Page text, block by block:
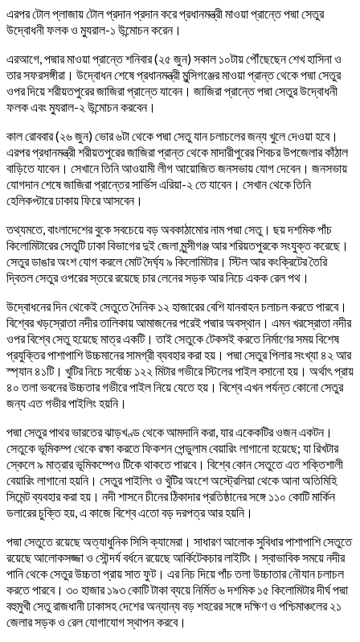
এরপর টোল প্লাজায় টোল প্রদান প্রদান করে প্রধানমন্ত্রী মাওয়া প্রান্তে পদ্মা সেতুর
উদ্বোধনী ফলক ও ম্যুরাল-১ উন্মোচন করেন।
এরআগে, পদ্মার মাওয়া প্রান্তে শনিবার (২৫ জুন) সকাল ১০টায় পৌঁছেছেন শেখ হাসিনা ও
তার সফরসঙ্গীরা। উদ্বোধন শেষে প্রধানমন্ত্রী মুন্সিগঞ্জের মাওয়া প্রান্ত থেকে পদ্মা সেতুর
ওপর দিয়ে শরীয়তপুরের জাজিরা প্রান্তে যাবেন। জাজিরা প্রান্তে পদ্মা সেতুর উদ্বোধনী
ফলক এবং ম্যুরাল-২ উন্মোচন করবেন।
কাল রোববার (২৬ জুন) ভোর ৬টা থেকে পদ্মা সেতু যান চলাচলের জন্য খুলে দেওয়া হবে।
এরপর প্রধানমন্ত্রী শরীয়তপুরের জাজিরা প্রান্ত থেকে মাদারীপুরের শিবচর উপজেলার কাঁঠাল
বাড়িতে যাবেন। সেখানে তিনি আওয়ামী লীগ আয়োজিত জনসভায় যোগ দেবেন। জনসভায়
যোগদান শেষে জাজিরা প্রান্তের সার্ভিস এরিয়া-২ তে যাবেন। সেখান থেকে তিনি
হেলিকপ্টারে ঢাকায় ফিরে আসবেন।
তথ্যমতে, বাংলাদেশের বুকে সবচেয়ে বড় অবকাঠামোর নাম পদ্মা সেতু। ছয় দশমিক পাঁচ
কিলোমিটারের সেতুটি ঢাকা বিভাগের দুই জেলা মুন্সীগঞ্জ আর শরিয়তপুরকে সংযুক্ত করেছে।
সেতুর ডাঙার অংশ যোগ করলে মোট দৈর্ঘ্য ৯ কিলোমিটার। স্টিল আর কংক্রিটের তৈরি
দ্বিতল সেতুর ওপরের স্তরে রয়েছে চার লেনের সড়ক আর নিচে একক রেল পথ।
উদ্বোধনের দিন থেকেই সেতুতে দৈনিক ১২ হাজারের বেশি যানবাহন চলাচল করতে পারবে।
বিশ্বের খড়স্রোতা নদীর তালিকায় আমাজনের পরেই পদ্মার অবস্থান। এমন খরস্রোতা নদীর
ওপর বিশ্বে সেতু হয়েছে মাত্র একটি। তাই সেতুকে টেকসই করতে নির্মাণের সময় বিশেষ
প্রযুক্তির পাশাপাশি উচ্চমানের সামগ্রী ব্যবহার করা হয়। পদ্মা সেতুর পিলার সংখ্যা ৪২ আর
স্প্যান ৪১টি। খুটির নিচে সর্বোচ্চ ১২২ মিটার গভীরে স্টিলের পাইল বসানো হয়। অর্থাৎ প্রায়
৪০ তলা ভবনের উচ্চতার গভীরে পাইল নিয়ে যেতে হয়। বিশ্বে এখন পর্যন্ত কোনো সেতুর
জন্য এত গভীর পাইলিং হয়নি।
পদ্মা সেতুর পাথর ভারতের ঝাড়খণ্ড থেকে আমদানি করা, যার একেকটির ওজন একটন।
সেতুকে ভূমিকম্প থেকে রক্ষা করতে ফিকশন পেন্ডুলাম বেয়ারিং লাগানো হয়েছে; যা রিখটার
স্কেলে ৯ মাত্রার ভূমিকম্পেও টিকে থাকতে পারবে। বিশ্বে কোন সেতুতে এত শক্তিশালী
বেয়ারিং লাগানো হয়নি। সেতুর পাইলিং ও খুঁটির অংশে অস্ট্রেলিয়া থেকে আনা অতিমিহি
সিমেন্ট ব্যবহার করা হয়। নদী শাসনে চীনের ঠিকাদার প্রতিষ্ঠানের সঙ্গে ১১০ কোটি মার্কিন
ডলারের চুক্তি হয়, এ কাজে বিশ্বে এতো বড় দরপত্র আর হয়নি।
পদ্মা সেতুতে রয়েছে অত্যাধুনিক সিসি ক্যামেরা। সাধারণ আলোক সুবিধার পাশাপাশি সেতুতে
রয়েছে আলোকসজ্জা ও সৌন্দর্য বর্ধনে রয়েছে আর্কিটেকচার লাইটিং। স্বাভাবিক সময়ে নদীর
পানি থেকে সেতুর উচ্চতা প্রায় সাত ফুট। এর নিচ দিয়ে পাঁচ তলা উচ্চাতার নৌযান চলাচল
করতে পারবে। ৩০ হাজার ১৯৩ কোটি টাকা ব্যয়ে নির্মিত ৬ দশমিক ১৫ কিলোমিটার দীর্ঘ পদ্মা
বহুমুখী সেতু রাজধানী ঢাকাসহ দেশের অন্যান্য বড় শহরের সঙ্গে দক্ষিণ ও পশ্চিমাঞ্চলের ২১
জেলার সড়ক ও রেল যোগাযোগ স্থাপন করবে।